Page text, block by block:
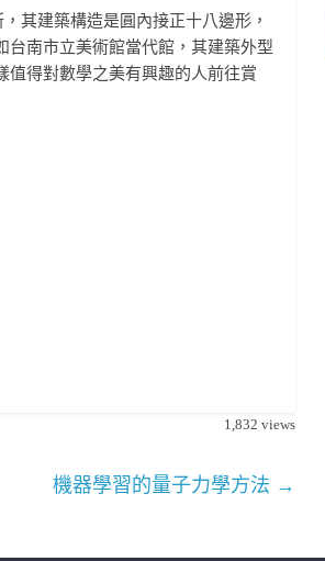
其建築構造是圓內接正十八邊形，
台南市立美術館當代館，其建築外型
值得對數學之美有興趣的人前往賞
1,832 views
機器學習的量子力學方法 →